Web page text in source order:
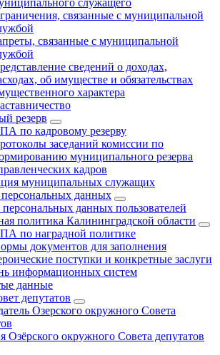
служащего
связанные с муниципальной
связанные с муниципальной
сведений о доходах,
об имуществе и обязательствах
характера
резерв
по кадровому резерву
заседаний комиссии по
муниципального резерва
кадров
муниципальных служащих
данных
данных пользователей
политика Калининградской области
по наградной политике
документов для заполнения
поступки и конкретные заслуги
информационных систем
данные
депутатов
Озерского окружного Совета
Озёрского окружного Совета депутатов